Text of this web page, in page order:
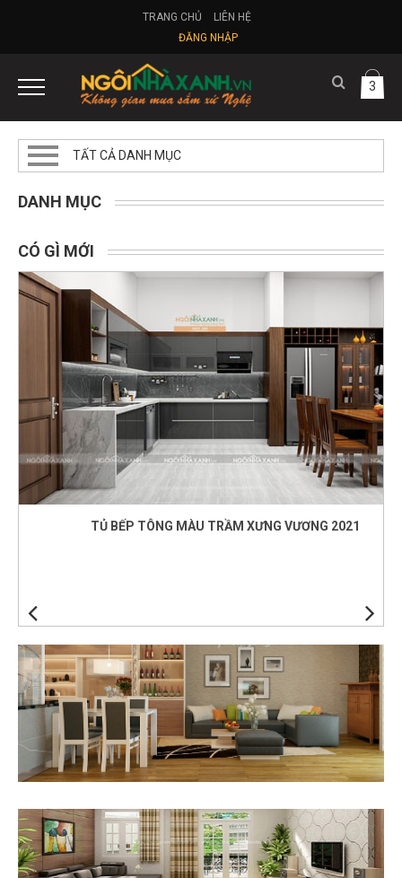
TRANG CHỦ
LIÊN HỆ
ĐĂNG NHẬP
3
TẤT CẢ DANH MỤC
DANH MỤC
CÓ GÌ MỚI
TỦ BẾP TÔNG MÀU TRẦM XƯNG VƯƠNG 2021